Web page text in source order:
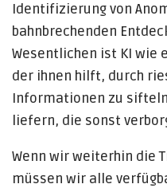
Identifizierung von
bahnbrechenden
Wesentlichen ist KI wie
der ihnen hilft, durch
Informationen zu
liefern, die sonst
Wenn wir weiterhin die
müssen wir alle